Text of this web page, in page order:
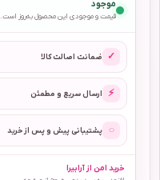
موجود
قیمت و موجودی این محصول به‌روز است.
✓ ضمانت اصالت کالا
⚡ ارسال سریع و مطمئن
◌ پشتیبانی پیش و پس از خرید
خرید امن از آرابیرا